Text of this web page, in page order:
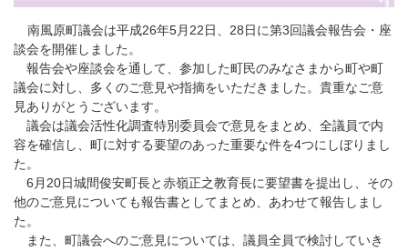
南風原町議会は平成26年5月22日、28日に第3回議会報告会・座
談会を開催しました。
報告会や座談会を通して、参加した町民のみなさまから町や町
議会に対し、多くのご意見や指摘をいただきました。貴重なご意
見ありがとうございます。
議会は議会活性化調査特別委員会で意見をまとめ、全議員で内
容を確信し、町に対する要望のあった重要な件を4つにしぼりまし
た。
6月20日城間俊安町長と赤嶺正之教育長に要望書を提出し、その
他のご意見についても報告書としてまとめ、あわせて報告しまし
た。
また、町議会へのご意見については、議員全員で検討していき